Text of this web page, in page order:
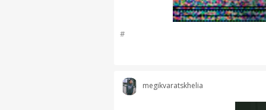
#
megikvaratskhelia